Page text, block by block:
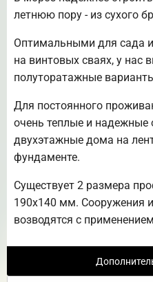
летнюю пору - из сухого
Оптимальными для сада
на винтовых сваях, у нас
полуторатажные
Для постоянного
очень теплые и надежные
двухэтажные дома на
фундаменте.
Существует 2 размера
190х140 мм. Сооружения
возводятся с